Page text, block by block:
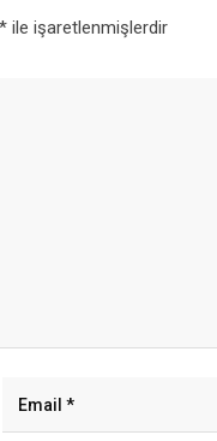
*ile işaretlenmişlerdir